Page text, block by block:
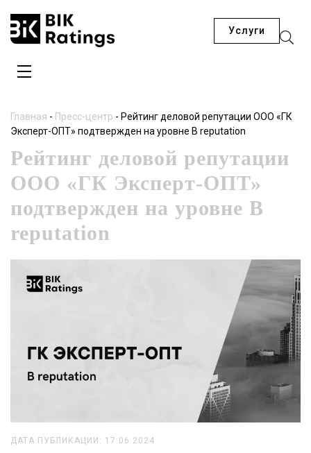
Услуги
Главная - Пресс-центр - Рейтинг деловой репутации ООО «ГК
Эксперт-ОПТ» подтвержден на уровне B reputation
Рейтинг деловой репутации
ООО «ГК Эксперт-ОПТ»
подтвержден на уровне B
reputation
ДАТА ПУБЛИКАЦИИ: 17.06.2024